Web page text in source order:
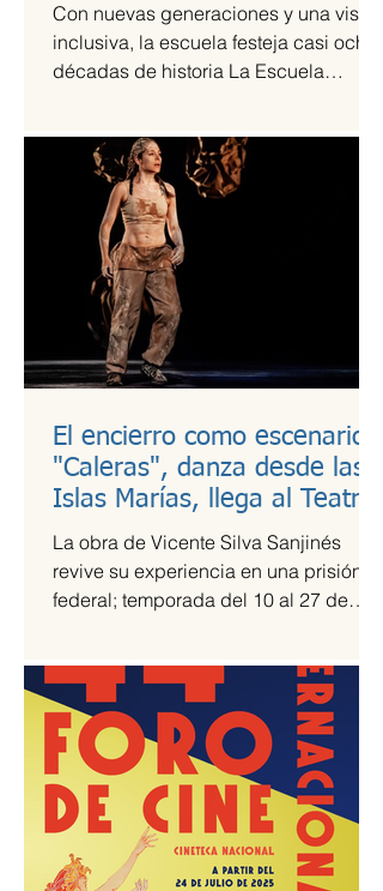
Con nuevas generaciones y una visión
inclusiva, la escuela festeja casi ocho
décadas de historia La Escuela
El encierro como escenario:
"Caleras", danza desde las
Islas Marías, llega al Teatro
Guillermina Bravo
La obra de Vicente Silva Sanjinés
revive su experiencia en una prisión
federal; temporada del 10 al 27 de